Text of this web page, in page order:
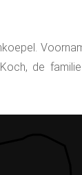
de